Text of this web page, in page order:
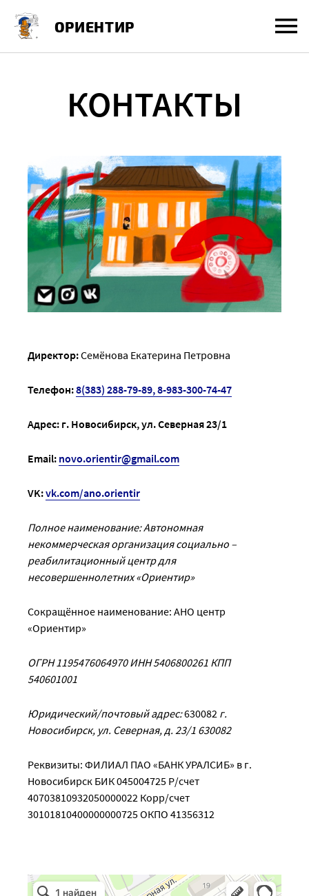
содержанию
ОРИЕНТИР
КОНТАКТЫ
Директор:Семёнова Екатерина Петровна
Телефон:8(383) 288-79-89, 8-983-300-74-47
Адрес: г. Новосибирск, ул. Северная 23/1
Email: novo.orientir@gmail.com
VK:vk.com/ano.orientir
Полное наименование:Автономная
некоммерческая организация социально –
реабилитационный центр для
несовершеннолетних «Ориентир»
Сокращённое наименование: АНО центр
«Ориентир»
ОГРН 1195476064970ИНН 5406800261 КПП
540601001
Юридический/почтовый адрес:630082 г.
Новосибирск, ул. Северная, д. 23/1 630082
Реквизиты: ФИЛИАЛ ПАО «БАНК УРАЛСИБ» в г.
Новосибирск БИК 045004725 Р/счет
40703810932050000022 Корр/счет
30101810400000000725 ОКПО 41356312
Ориентир
Клуб для детей и подростков в Новосибирске